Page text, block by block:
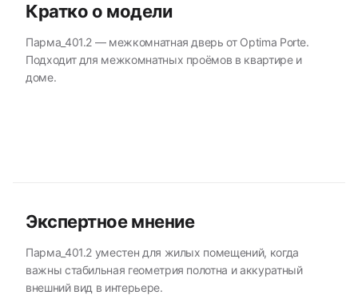
Кратко о модели
Парма_401.2 — межкомнатная дверь от Optima Porte.
Подходит для межкомнатных проёмов в квартире и
доме.
Экспертное мнение
Парма_401.2 уместен для жилых помещений, когда
важны стабильная геометрия полотна и аккуратный
внешний вид в интерьере.